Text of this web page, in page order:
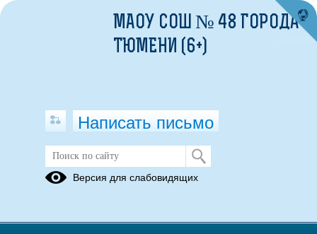
Электронный дневник
МАОУ СОШ № 48 ГОРОДА
ТЮМЕНИ (6+)
Написать письмо
Версия для слабовидящих